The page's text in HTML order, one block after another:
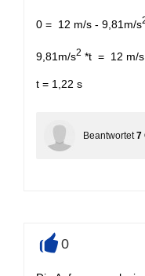
0 = 12 m/s - 9,81m/s
9,81m/s2 *t = 12 m/s
t = 1,22 s
Beantwortet 7
0